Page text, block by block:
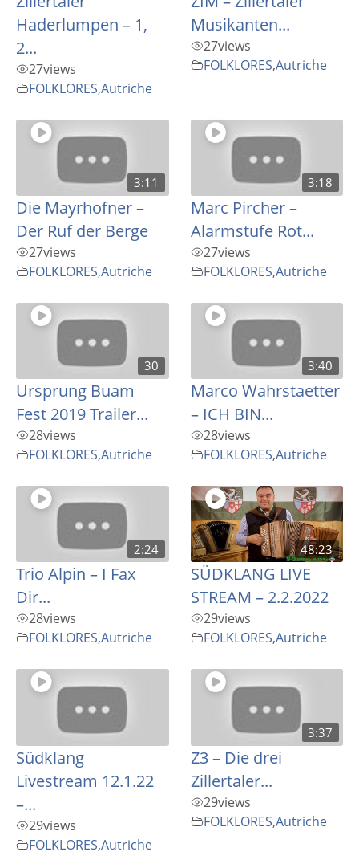
Haderlumpen – 1,
2...
27views
FOLKLORES,Autriche
Musikanten...
27views
FOLKLORES,Autriche
3:11
Die Mayrhofner –
Der Ruf der Berge
27views
FOLKLORES,Autriche
3:18
Marc Pircher –
Alarmstufe Rot...
27views
FOLKLORES,Autriche
30
Ursprung Buam
Fest 2019 Trailer...
28views
FOLKLORES,Autriche
3:40
Marco Wahrstaetter
– ICH BIN...
28views
FOLKLORES,Autriche
2:24
Trio Alpin – I Fax
Dir...
28views
FOLKLORES,Autriche
48:23
SÜDKLANG LIVE
STREAM – 2.2.2022
29views
FOLKLORES,Autriche
Südklang
Livestream 12.1.22
–...
29views
FOLKLORES,Autriche
3:37
Z3 – Die drei
Zillertaler...
29views
FOLKLORES,Autriche